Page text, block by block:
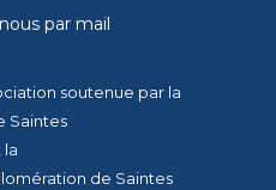
par mail
soutenue par la
Saintes
, la
de Saintes